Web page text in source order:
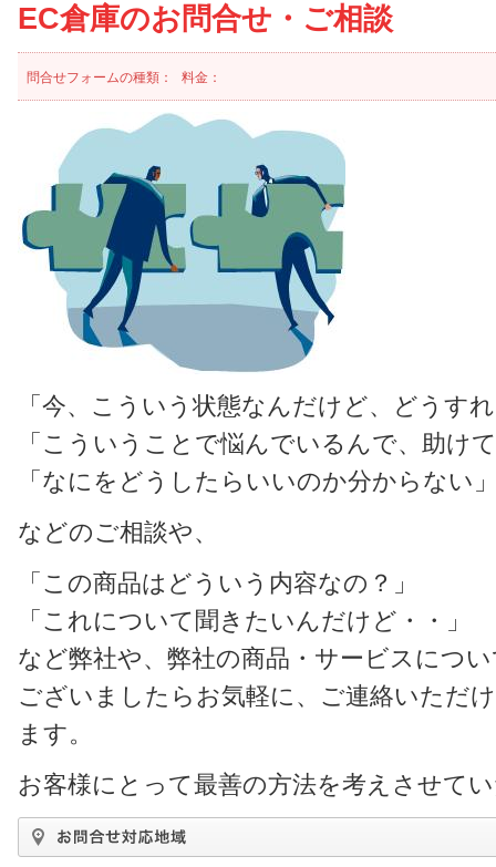
EC倉庫のお問合せ・ご相談
問合せフォームの種類： 料金：
「今、こういう状態なんだけど、どうす
「こういうことで悩んでいるんで、助け
「なにをどうしたらいいのか分からない
などのご相談や、
「この商品はどういう内容なの？」
「これについて聞きたいんだけど・・」
など弊社や、弊社の商品・サービスにつ
ございましたらお気軽に、ご連絡いただ
ます。
お客様にとって最善の方法を考えさせて